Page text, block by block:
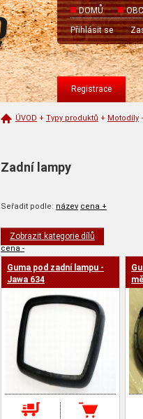
DOMŮ
Přihlásit se
Registrace
ÚVOD + Typy produktů + Motodíly
Zadní lampy
Seřadit podle: název cena +
cena -
Zobrazit kategorie dílů
Guma pod zadní lampu -
Jawa 634